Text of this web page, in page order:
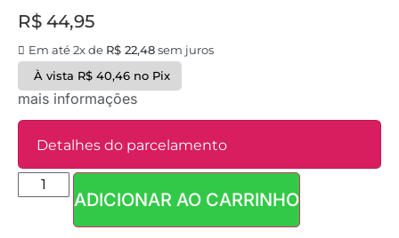
R$ 44,95
Em até 2x de R$ 22,48 sem juros
À vista R$40,46 no Pix
mais informações
Detalhes do parcelamento
Parcelas:ADICIONAR AO CARRINHO